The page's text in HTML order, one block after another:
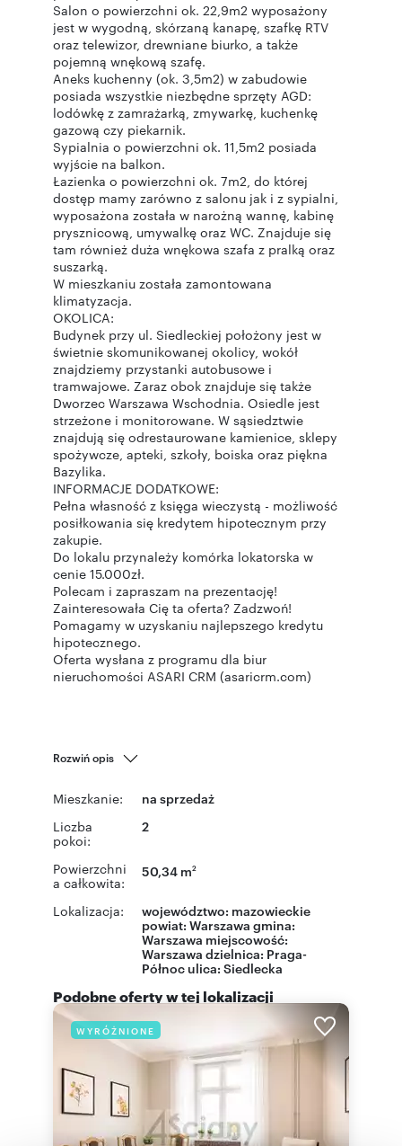
Salon o powierzchni ok. 22,9m2 wyposażony
jest w wygodną, skórzaną kanapę, szafkę RTV
oraz telewizor, drewniane biurko, a także
pojemną wnękową szafę.
Aneks kuchenny (ok. 3,5m2) w zabudowie
posiada wszystkie niezbędne sprzęty AGD:
lodówkę z zamrażarką, zmywarkę, kuchenkę
gazową czy piekarnik.
Sypialnia o powierzchni ok. 11,5m2 posiada
wyjście na balkon.
Łazienka o powierzchni ok. 7m2, do której
dostęp mamy zarówno z salonu jak i z sypialni,
wyposażona została w narożną wannę, kabinę
prysznicową, umywalkę oraz WC. Znajduje się
tam również duża wnękowa szafa z pralką oraz
suszarką.
W mieszkaniu została zamontowana
klimatyzacja.
OKOLICA:
Budynek przy ul. Siedleckiej położony jest w
świetnie skomunikowanej okolicy, wokół
znajdziemy przystanki autobusowe i
tramwajowe. Zaraz obok znajduje się także
Dworzec Warszawa Wschodnia. Osiedle jest
strzeżone i monitorowane. W sąsiedztwie
znajdują się odrestaurowane kamienice, sklepy
spożywcze, apteki, szkoły, boiska oraz piękna
Bazylika.
INFORMACJE DODATKOWE:
Pełna własność z księga wieczystą - możliwość
posiłkowania się kredytem hipotecznym przy
zakupie.
Do lokalu przynależy komórka lokatorska w
cenie 15.000zł.
Polecam i zapraszam na prezentację!
Zainteresowała Cię ta oferta? Zadzwoń!
Pomagamy w uzyskaniu najlepszego kredytu
hipotecznego.
Oferta wysłana z programu dla biur
nieruchomości ASARI CRM (asaricrm.com)
Rozwiń opis
Mieszkanie: na sprzedaż
Liczba
pokoi:
2
Powierzchni
a całkowita:
50,34 m2
Lokalizacja: województwo: mazowieckie
powiat: Warszawa gmina:
Warszawa miejscowość:
Warszawa dzielnica: Praga-
Północ ulica: Siedlecka
Podobne oferty w tej lokalizacji
WYRÓŻNIONE